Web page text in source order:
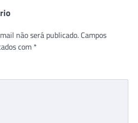
não será publicado. Campos
com *